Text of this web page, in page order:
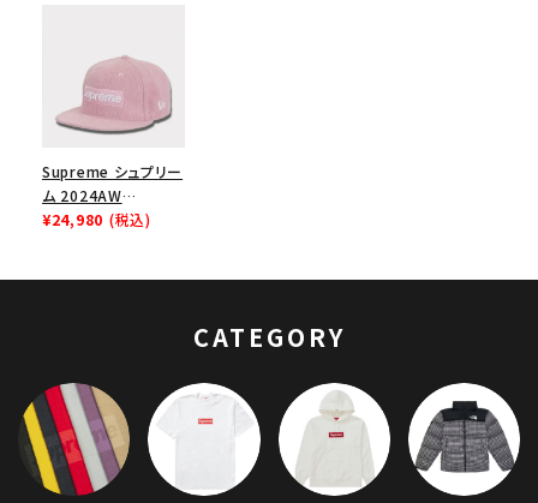
Supreme シュプリー
ム 2024AW
Brushed Wool Box
¥24,980 (税込)
CATEGORY